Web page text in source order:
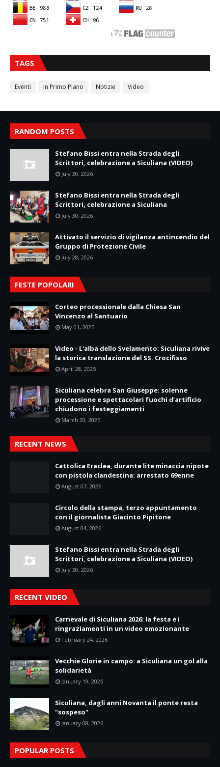
TAGS
Eventi In Primo Piano Notizie Video
RANDOM POSTS
Stefano Bissi entra nella Strada degli
Scrittori, celebrazione a Siculiana (VIDEO)
July 30, 2026
Stefano Bissi entra nella Strada degli
Scrittori, celebrazione a Siculiana
July 30, 2026
Attivato il servizio di vigilanza antincendio del
Gruppo di Protezione Civile
July 28, 2026
FESTE POPOLARI
Corteo processionale dalla Chiesa San
Vincenzo al Santuario
May 01, 2025
Video - L'alba dello Svelamento: Siculiana rivive
la storica translazione del SS. Crocifisso
April 28, 2025
Siculiana celebra San Giuseppe: solenne
processione e spettacolari fuochi d’artificio
chiudono i festeggiamenti
March 20, 2025
RECENT NEWS
Cattolica Eraclea, durante lite minaccia nipote
con pistola clandestina: arrestato 69enne
August 07, 2026
Circolo della stampa, terzo appuntamento
con il giornalista Giacinto Pipitone
August 04, 2026
Stefano Bissi entra nella Strada degli
Scrittori, celebrazione a Siculiana (VIDEO)
July 30, 2026
RECENT VIDEO
Carnevale di Siculiana 2026: la festa e i
ringraziamenti in un video emozionante
February 24, 2026
Vecchie Glorie in campo: a Siculiana un gol alla
solidarietà
January 19, 2026
Siculiana, dagli anni Novanta il ponte resta
"sospeso"
January 08, 2026
POPULAR POSTS